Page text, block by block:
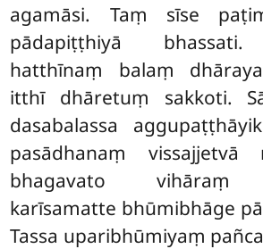
agamāsi. Taṃ sīse
pādapiṭṭhiyā bhassati.
hatthīnaṃ balaṃ
itthī dhāretuṃ sakkoti.
dasabalassa
pasādhanaṃ
bhagavato vihāraṃ
karīsamatte bhūmibhāge
Tassa uparibhūmiyaṃ